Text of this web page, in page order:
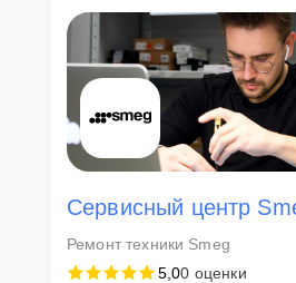
Для всех клиентов действуют
цены. Конечная стоимость работ
коем случае не может измениться в
навязывает клиентам дополнительные
предусматривает скрытые платежи.
стоимость ремонта можно с помощью
Скорость
ремонта
Наша компания ценит время клиентов и
оперативного решения любых
Сервисный центр
Ремонт техники Smeg
5,00 оценки